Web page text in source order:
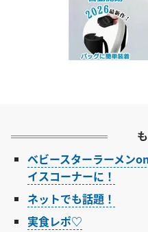
ベビースターラーメン
イスコーナーに！
ネットでも話題！
実食レポ♡